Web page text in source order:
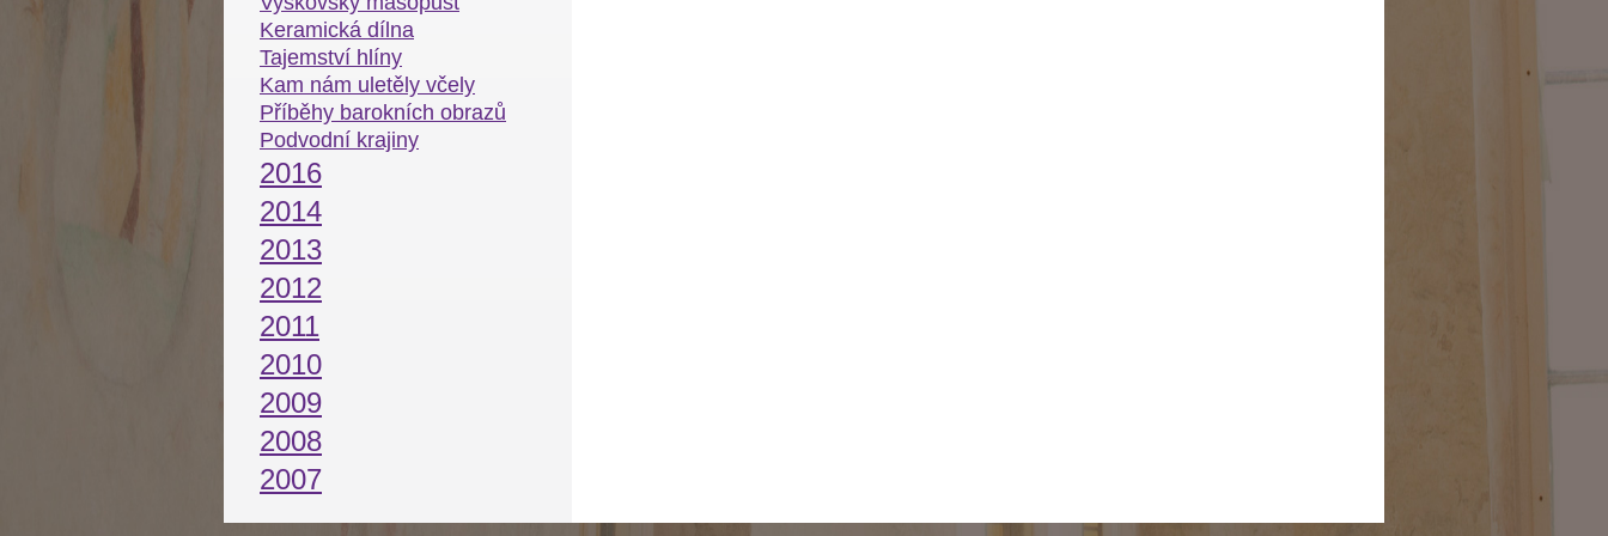
Keramická dílna
Tajemství hlíny
Kam nám uletěly včely
Příběhy barokních obrazů
Podvodní krajiny
2016
2014
2013
2012
2011
2010
2009
2008
2007